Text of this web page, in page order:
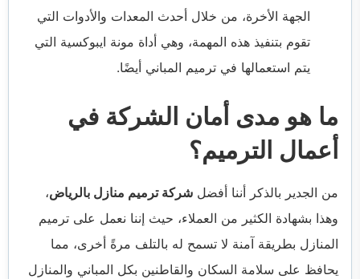
الجهة الأخرة، من خلال أحدث المعدات والأدوات التي
تقوم بتنفيذ هذه المهمة، وهي أداة مونة ايبوكسية التي
يتم استعمالها في ترميم المباني أيضًا.
ما هو مدى أمان الشركة في
أعمال الترميم؟
من الجدير بالذكر أننا أفضل شركة ترميم منازل بالرياض،
وهذا بشهادة الكثير من العملاء، حيث إننا نعمل على ترميم
المنازل بطريقة آمنة لا تسمح له بالتلف مرةً أخرى، مما
يحافظ على سلامة السكان والقاطنين بكل المباني والمنازل